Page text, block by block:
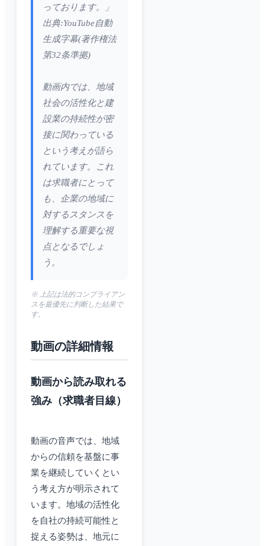
っております。」
出典:YouTube自動
生成字幕(著作権法
第32条準拠)
動画内では、地域
社会の活性化と建
設業の持続性が密
接に関わっている
という考えが語ら
れています。これ
は求職者にとって
も、企業の地域に
対するスタンスを
理解する重要な視
点となるでしょ
う。
※ 上記は法的コンプライアン
スを最優先に判断した結果で
す。
動画の詳細情報
動画から読み取れる
強み（求職者目線）
動画の音声では、地域
からの信頼を基盤に事
業を継続していくとい
う考え方が明示されて
います。地域の活性化
を自社の持続可能性と
捉える姿勢は、地元に